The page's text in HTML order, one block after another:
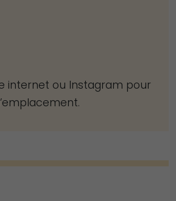
internet ou Instagram pour